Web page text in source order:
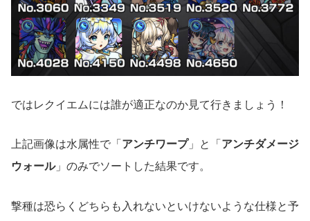
ではレクイエムには誰が適正なのか見て行きましょう！
上記画像は水属性で「 アンチワープ」と「 アンチダメージ
ウォール」のみでソートした結果です。
撃種は恐らくどちらも入れないといけないような仕様と予